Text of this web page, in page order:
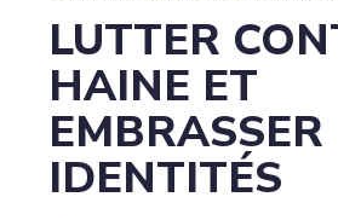
LUTTER
HAINE ET
IDENTITÉS